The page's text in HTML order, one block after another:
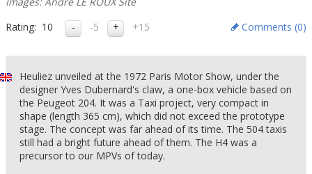
Rating: 10 -5 +15 Comments (0)
Heuliez unveiled at the 1972 Paris Motor Show, under the
designer Yves Dubernard's claw, a one-box vehicle based on
the Peugeot 204. It was a Taxi project, very compact in
shape (length 365 cm), which did not exceed the prototype
stage. The concept was far ahead of its time. The 504 taxis
still had a bright future ahead of them. The H4 was a
precursor to our MPVs of today.